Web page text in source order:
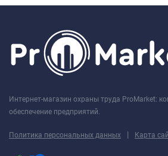
Интернет-магазин охраны труда ProMarket:
обеспечение предприятий.
Политика персональных данных | Карта